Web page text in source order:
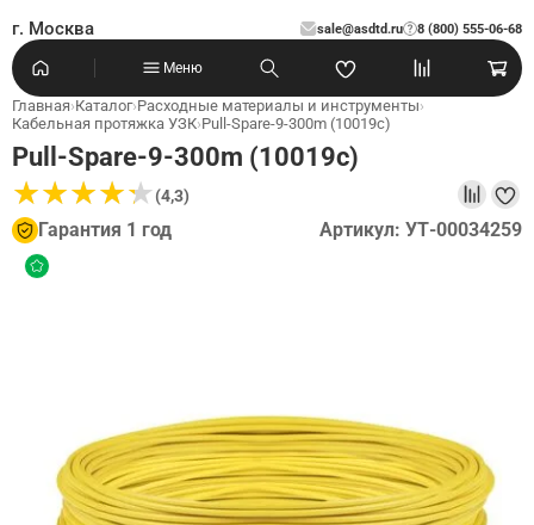
г. Москва sale@asdtd.ru 8 (800) 555-06-68
?
Меню
Главная›Каталог›Расходные материалы и инструменты›
Кабельная протяжка УЗК›Pull-Spare-9-300m (10019c)
Pull-Spare-9-300m (10019c)
★★★★★
★★★★★(4,3)
Гарантия 1 год Артикул: УТ-00034259